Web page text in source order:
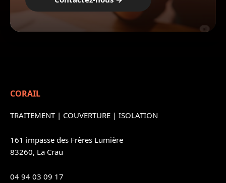
CORAIL
TRAITEMENT| COUVERTURE | ISOLATION
161 impasse des Frères Lumière
83260, La Crau
04 94 03 09 17